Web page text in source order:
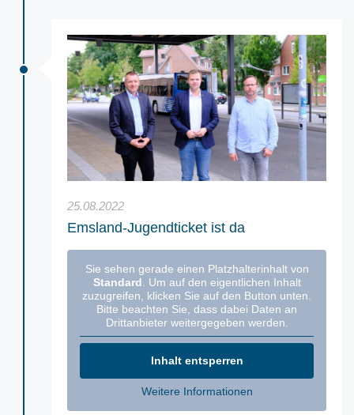
25.08.2022
Emsland-Jugendticket ist da
Sie sehen gerade einen Platzhalterinhalt von
Standard . Um auf den eigentlichen Inhalt
zuzugreifen, klicken Sie auf den Button unten.
Bitte beachten Sie, dass dabei Daten an
Drittanbieter weitergegeben werden.
Inhalt entsperren
Weitere Informationen